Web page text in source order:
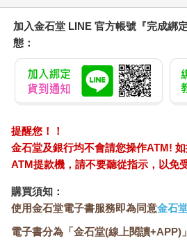
加入金石堂 LINE 官方帳號『完成綁
態：
提醒您！！
金石堂及銀行均不會請您操作ATM!
ATM提款機，請不要聽從指示，以免
購買須知：
使用金石堂電子書服務即為同意金石
電子書分為「金石堂(線上閱讀+APP)